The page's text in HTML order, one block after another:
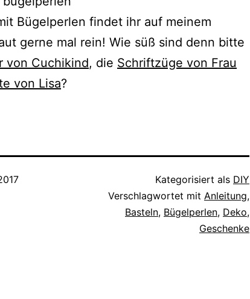
Bügelperlen findet ihr auf meinem
gerne mal rein! Wie süß sind denn bitte
von Cuchikind, die Schriftzüge von Frau
von Lisa?
Kategorisiert als DIY
Verschlagwortet mit Anleitung,
Basteln, Bügelperlen, Deko,
Geschenke